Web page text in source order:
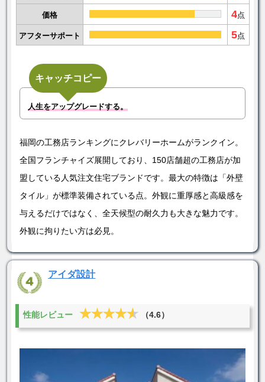
価格 4点
アフターサポート 5点
キャッチコピー
人生をアップグレードする。
福岡の工務店ランキングにクレバリーホームがランクイン。
全国フランチャイズ展開しており、150店舗超の工務店が加
盟している人気注文住宅ブランドです。最大の特徴は「外壁
タイル」が標準装備されている点。外観に重厚感と高級感を
与えるだけではなく、全天候型の耐久力も大きな魅力です。
外観に拘りたい方は必見。
アイダ設計
性能レビュー ★★★★★
★★★★★ （4.6）